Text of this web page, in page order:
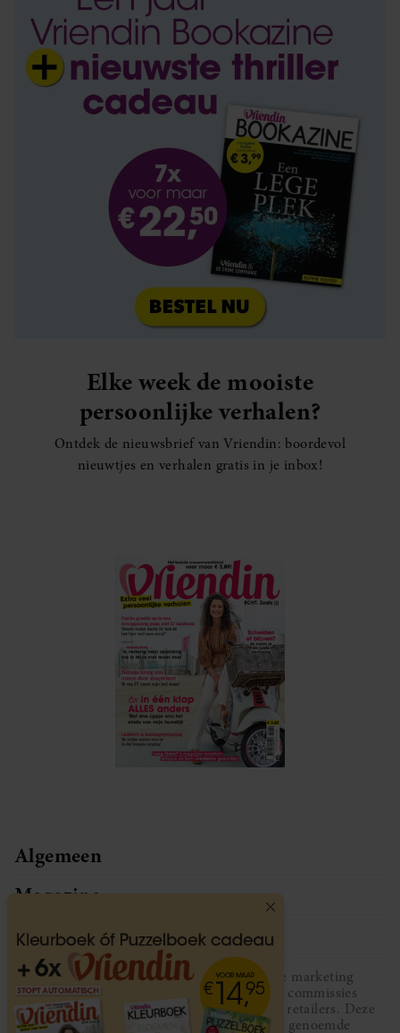
Elke week de mooiste
persoonlijke verhalen?
Ontdek de nieuwsbrief van Vriendin: boordevol
nieuwtjes en verhalen gratis in je inbox!
Algemeen
Magazine
Service
Vriendin participeert in diverse affiliate marketing
programma’s, dat houdt in dat Vriendin commissies
ontvangt voor aankopen middels links van retailers. Deze
website wordt niet gesponsord door de genoemde